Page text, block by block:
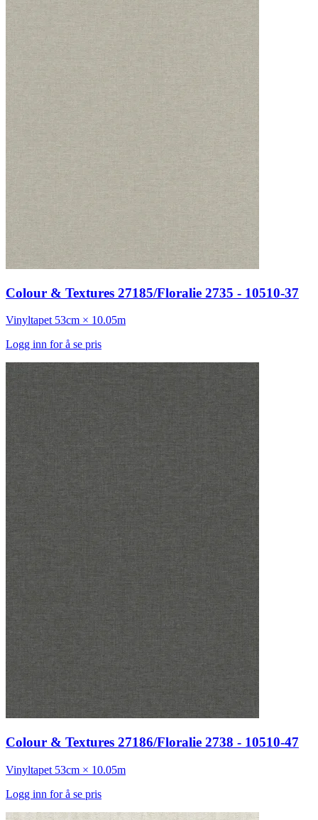
Colour & Textures 27185/Floralie 2735 - 10510-37
Vinyltapet 53cm × 10.05m
Logg inn for å se pris
Colour & Textures 27186/Floralie 2738 - 10510-47
Vinyltapet 53cm × 10.05m
Logg inn for å se pris